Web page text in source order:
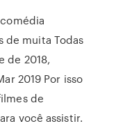
de muita Todas
de 2018,
2019 Por isso
de
você assistir.